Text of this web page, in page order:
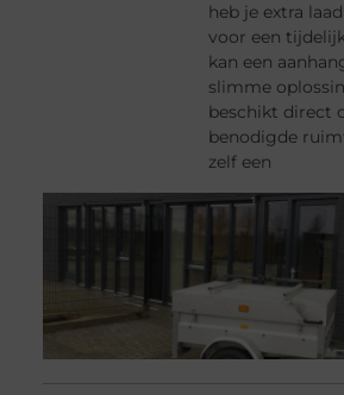
heb je extra
voor een
kan een
slimme
beschikt direct
benodigde
zelf een